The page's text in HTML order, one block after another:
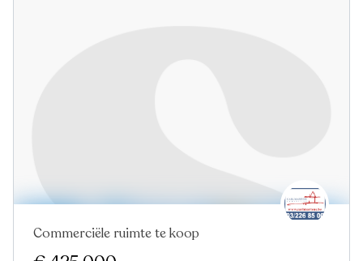
Commerciële ruimte te koop